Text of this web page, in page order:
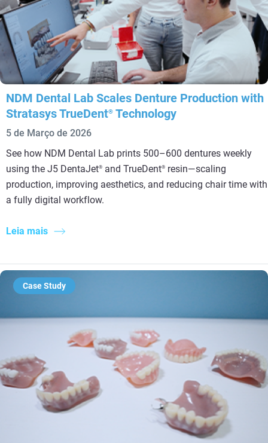
NDM Dental Lab Scales Denture Production with
Stratasys TrueDent® Technology
5 de Março de 2026
See how NDM Dental Lab prints 500–600 dentures weekly
using the J5 DentaJet® and TrueDent® resin—scaling
production, improving aesthetics, and reducing chair time with
a fully digital workflow.
Leia mais
Case Study